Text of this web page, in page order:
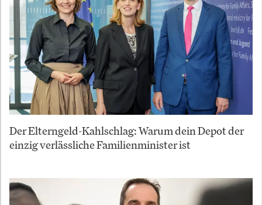
Der Elterngeld-Kahlschlag: Warum dein Depot der
einzig verlässliche Familienminister ist